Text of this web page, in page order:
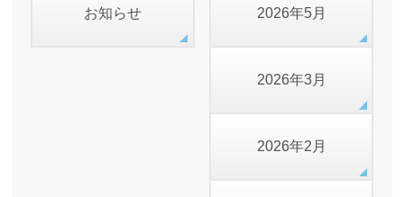
お知らせ 2026年5月
2026年3月
2026年2月